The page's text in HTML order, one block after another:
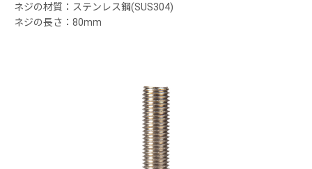
ネジの材質：ステンレス鋼(SUS304)
ネジの長さ：80mm